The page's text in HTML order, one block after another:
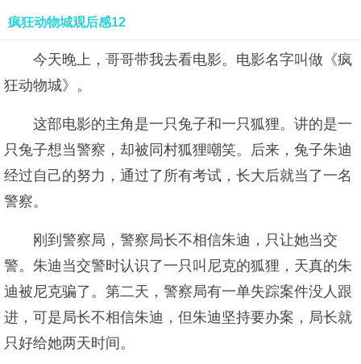
疯狂动物城观后感12
今天晚上，哥哥带我去看电影。电影名字叫做《疯
狂动物城》。
这部电影的主角是一只兔子和一只狐狸。讲的是一
只兔子想当警察，却被同村狐狸嘲笑。后来，兔子朱迪
经过自己的努力，通过了所有考试，长大后就当了一名
警察。
刚到警察局，警察局长不相信朱迪，只让她当交
警。朱迪当交警时认识了一只叫尼克的狐狸，天真的朱
迪被尼克骗了。第二天，警察局有一单失踪案件没人跟
进，可是局长不相信朱迪，但朱迪坚持要办案，局长就
只好给她两天时间。